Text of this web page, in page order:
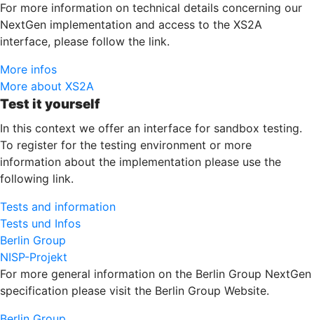
For more information on technical details concerning our
NextGen implementation and access to the XS2A
interface, please follow the link.
More infos
More about XS2A
Test it yourself
In this context we offer an interface for sandbox testing.
To register for the testing environment or more
information about the implementation please use the
following link.
Tests and information
Tests und Infos
Berlin Group
NISP-Projekt
For more general information on the Berlin Group NextGen
specification please visit the Berlin Group Website.